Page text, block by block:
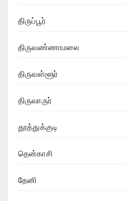
திருப்பூர்
திருவண்ணாமலை
திருவள்ளூர்
திருவாருர்
தூத்துக்குடி
தென்காசி
தேனி